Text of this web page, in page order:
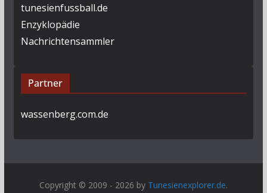
tunesienfussball.de
Enzyklopädie
Nachrichtensammler
Partner
wassenberg.com.de
Copyright © 2009 - 2026 by Tunesienexplorer.de.